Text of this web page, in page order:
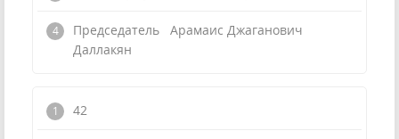
Председатель Арамаис Джаганович
Даллакян
42